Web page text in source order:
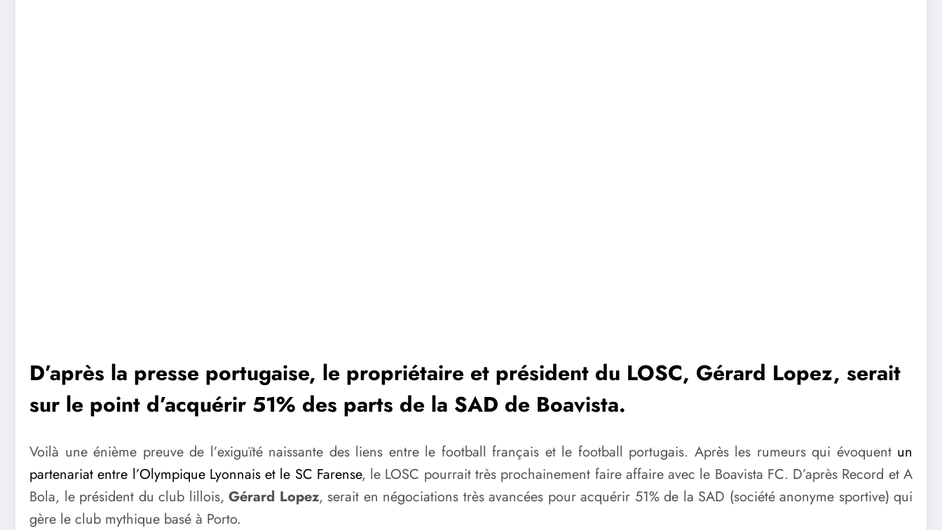
D’après la presse portugaise, le propriétaire et président du LOSC, Gérard Lopez, serait
sur le point d’acquérir 51% des parts de la SAD de Boavista.
Voilà une énième preuve de l’exiguïté naissante des liens entre le football français et le football portugais. Après les rumeurs qui évoquent un
partenariat entre l’Olympique Lyonnais et le SC Farense, le LOSC pourrait très prochainement faire affaire avec le Boavista FC. D’après Record et A
Bola, le président du club lillois, Gérard Lopez, serait en négociations très avancées pour acquérir 51% de la SAD (société anonyme sportive) qui
gère le club mythique basé à Porto.